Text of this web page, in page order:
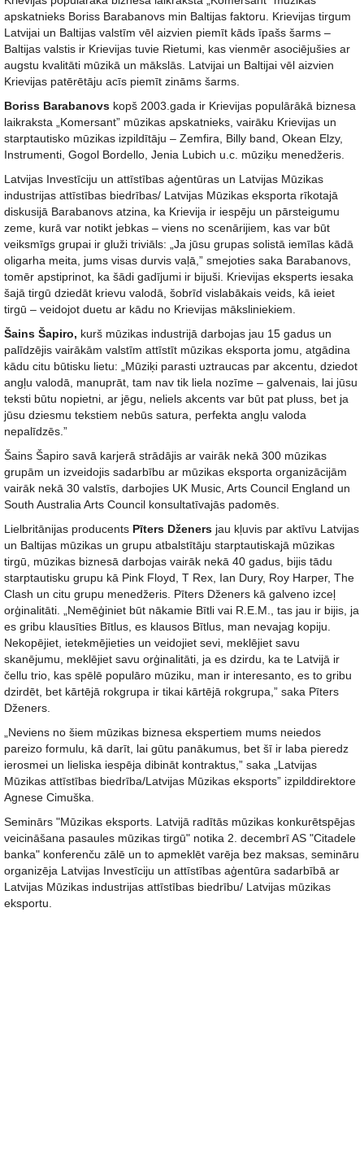
apskatnieks Boriss Barabanovs min Baltijas faktoru. Krievijas tirgum
Latvijai un Baltijas valstīm vēl aizvien piemīt kāds īpašs šarms –
Baltijas valstis ir Krievijas tuvie Rietumi, kas vienmēr asociējušies ar
augstu kvalitāti mūzikā un mākslās. Latvijai un Baltijai vēl aizvien
Krievijas patērētāju acīs piemīt zināms šarms.
Boriss Barabanovs kopš 2003.gada ir Krievijas populārākā biznesa
laikraksta „Komersant” mūzikas apskatnieks, vairāku Krievijas un
starptautisko mūzikas izpildītāju – Zemfira, Billy band, Okean Elzy,
Instrumenti, Gogol Bordello, Jenia Lubich u.c. mūziķu menedžeris.
Latvijas Investīciju un attīstības aģentūras un Latvijas Mūzikas
industrijas attīstības biedrības/ Latvijas Mūzikas eksporta rīkotajā
diskusijā Barabanovs atzina, ka Krievija ir iespēju un pārsteigumu
zeme, kurā var notikt jebkas – viens no scenārijiem, kas var būt
veiksmīgs grupai ir gluži triviāls: „Ja jūsu grupas solistā iemīlas kādā
oligarha meita, jums visas durvis vaļā,” smejoties saka Barabanovs,
tomēr apstiprinot, ka šādi gadījumi ir bijuši. Krievijas eksperts iesaka
šajā tirgū dziedāt krievu valodā, šobrīd vislabākais veids, kā ieiet
tirgū – veidojot duetu ar kādu no Krievijas māksliniekiem.
Šains Šapiro, kurš mūzikas industrijā darbojas jau 15 gadus un
palīdzējis vairākām valstīm attīstīt mūzikas eksporta jomu, atgādina
kādu citu būtisku lietu: „Mūziķi parasti uztraucas par akcentu, dziedot
angļu valodā, manuprāt, tam nav tik liela nozīme – galvenais, lai jūsu
teksti būtu nopietni, ar jēgu, neliels akcents var būt pat pluss, bet ja
jūsu dziesmu tekstiem nebūs satura, perfekta angļu valoda
nepalīdzēs.”
Šains Šapiro savā karjerā strādājis ar vairāk nekā 300 mūzikas
grupām un izveidojis sadarbību ar mūzikas eksporta organizācijām
vairāk nekā 30 valstīs, darbojies UK Music, Arts Council England un
South Australia Arts Council konsultatīvajās padomēs.
Lielbritānijas producents Pīters Dženers jau kļuvis par aktīvu Latvijas
un Baltijas mūzikas un grupu atbalstītāju starptautiskajā mūzikas
tirgū, mūzikas biznesā darbojas vairāk nekā 40 gadus, bijis tādu
starptautisku grupu kā Pink Floyd, T Rex, Ian Dury, Roy Harper, The
Clash un citu grupu menedžeris. Pīters Dženers kā galveno izceļ
orģinalitāti. „Nemēģiniet būt nākamie Bītli vai R.E.M., tas jau ir bijis, ja
es gribu klausīties Bītlus, es klausos Bītlus, man nevajag kopiju.
Nekopējiet, ietekmējieties un veidojiet sevi, meklējiet savu
skanējumu, meklējiet savu orģinalitāti, ja es dzirdu, ka te Latvijā ir
čellu trio, kas spēlē populāro mūziku, man ir interesanto, es to gribu
dzirdēt, bet kārtējā rokgrupa ir tikai kārtējā rokgrupa,” saka Pīters
Dženers.
„Neviens no šiem mūzikas biznesa ekspertiem mums neiedos
pareizo formulu, kā darīt, lai gūtu panākumus, bet šī ir laba pieredz
ierosmei un lieliska iespēja dibināt kontraktus,” saka „Latvijas
Mūzikas attīstības biedrība/Latvijas Mūzikas eksports” izpilddirektore
Agnese Cimuška.
Seminārs "Mūzikas eksports. Latvijā radītās mūzikas konkurētspējas
veicināšana pasaules mūzikas tirgū" notika 2. decembrī AS "Citadele
banka" konferenču zālē un to apmeklēt varēja bez maksas, semināru
organizēja Latvijas Investīciju un attīstības aģentūra sadarbībā ar
Latvijas Mūzikas industrijas attīstības biedrību/ Latvijas mūzikas
eksportu.